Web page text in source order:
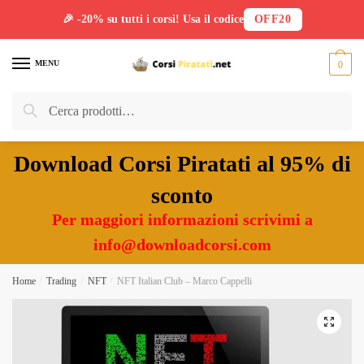
MENU
Cerca:
Cerca
0
Download Corsi Piratati al 95% di
sconto
Per maggiori informazioni scrivimi a
info@downloadcorsi.com
Home Trading NFT NFT Italian Club – Marco Cappelli
🔍
🎉 -20% su tutti i corsi! Usa il codice OFF20